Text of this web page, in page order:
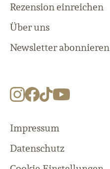
Rezension einreichen
Über uns
Newsletter abonnieren
Impressum
Datenschutz